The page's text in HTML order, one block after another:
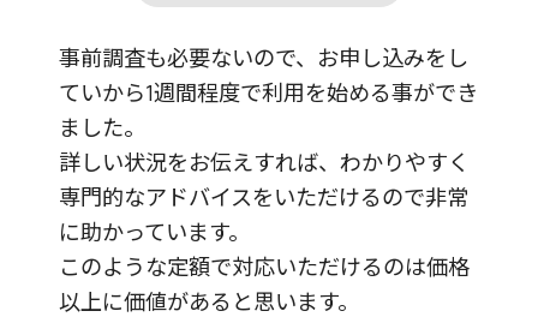
事前調査も必要ないので、お申し込みをし
ていから1週間程度で利用を始める事ができ
ました。
詳しい状況をお伝えすれば、わかりやすく
専門的なアドバイスをいただけるので非常
に助かっています。
このような定額で対応いただけるのは価格
以上に価値があると思います。